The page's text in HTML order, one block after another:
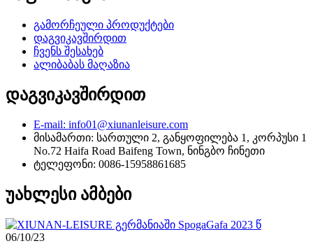
გამორჩეული პროდუქტები
დაგვიკავშირდით
ჩვენს შესახებ
ალიბაბას მაღაზია
დაგვიკავშირდით
E-mail: info01@xiunanleisure.com
მისამართი: სართული 2, განყოფილება 1, კორპუსი 1
No.72 Haifa Road Baifeng Town, ნინგბო ჩინეთი
ტელეფონი: 0086-15958861685
უახლესი ამბები
06/10/23